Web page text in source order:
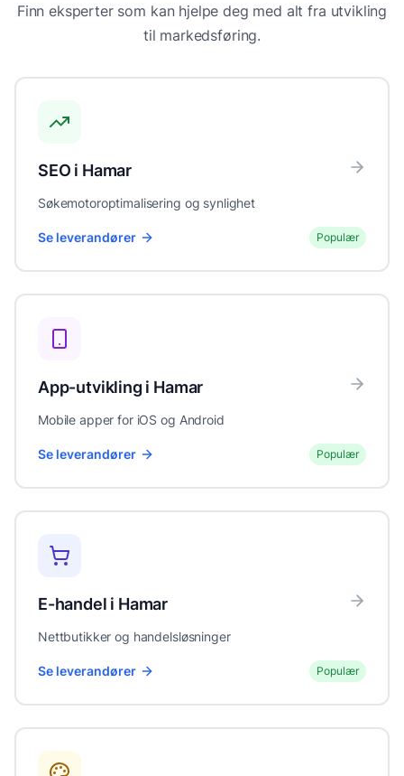
Finn eksperter som kan hjelpe deg med alt fra utvikling
til markedsføring.
SEO i Hamar
Søkemotoroptimalisering og synlighet
Se leverandører Populær
App-utvikling i Hamar
Mobile apper for iOS og Android
Se leverandører Populær
E-handel i Hamar
Nettbutikker og handelsløsninger
Se leverandører Populær